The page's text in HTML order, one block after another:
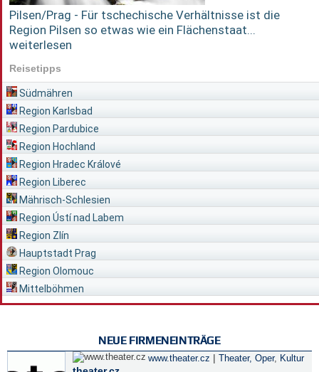
Pilsen/Prag - Für tschechische Verhältnisse ist die
Region Pilsen so etwas wie ein Flächenstaat...
weiterlesen
Reisetipps
Südmähren
Region Karlsbad
Region Pardubice
Region Hochland
Region Hradec Králové
Region Liberec
Mährisch-Schlesien
Region Ústí nad Labem
Region Zlín
Hauptstadt Prag
Region Olomouc
Mittelböhmen
NEUE FIRMENEINTRÄGE
www.theater.cz | Theater, Oper, Kultur